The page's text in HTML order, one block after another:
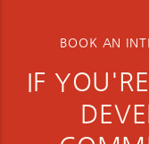
BOOK AN
IF